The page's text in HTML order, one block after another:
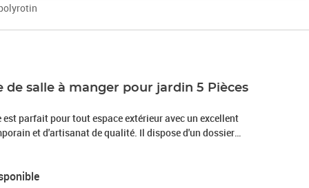
de salle à manger pour jardin 5 Pièces
est parfait pour tout espace extérieur avec un excellent
et d'artisanat de qualité. Il dispose d'un dossier
pour que vous soyez bien installé. En plus, sa légèreté
en poly rattan robuste, ce set donne un look